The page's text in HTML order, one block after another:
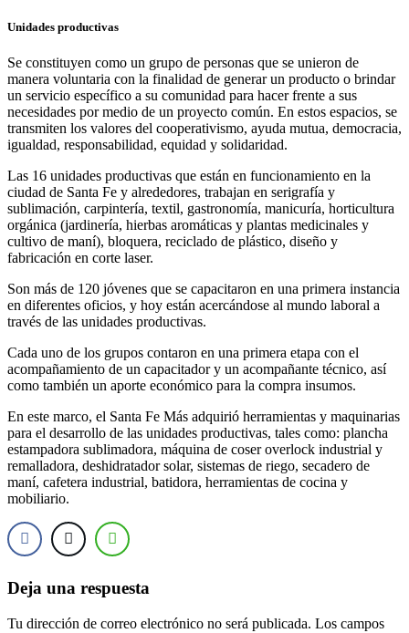
Unidades productivas
Se constituyen como un grupo de personas que se unieron de
manera voluntaria con la finalidad de generar un producto o brindar
un servicio específico a su comunidad para hacer frente a sus
necesidades por medio de un proyecto común. En estos espacios, se
transmiten los valores del cooperativismo, ayuda mutua, democracia,
igualdad, responsabilidad, equidad y solidaridad.
Las 16 unidades productivas que están en funcionamiento en la
ciudad de Santa Fe y alrededores, trabajan en serigrafía y
sublimación, carpintería, textil, gastronomía, manicuría, horticultura
orgánica (jardinería, hierbas aromáticas y plantas medicinales y
cultivo de maní), bloquera, reciclado de plástico, diseño y
fabricación en corte laser.
Son más de 120 jóvenes que se capacitaron en una primera instancia
en diferentes oficios, y hoy están acercándose al mundo laboral a
través de las unidades productivas.
Cada uno de los grupos contaron en una primera etapa con el
acompañamiento de un capacitador y un acompañante técnico, así
como también un aporte económico para la compra insumos.
En este marco, el Santa Fe Más adquirió herramientas y maquinarias
para el desarrollo de las unidades productivas, tales como: plancha
estampadora sublimadora, máquina de coser overlock industrial y
remalladora, deshidratador solar, sistemas de riego, secadero de
maní, cafetera industrial, batidora, herramientas de cocina y
mobiliario.
Deja una respuesta
Tu dirección de correo electrónico no será publicada. Los campos